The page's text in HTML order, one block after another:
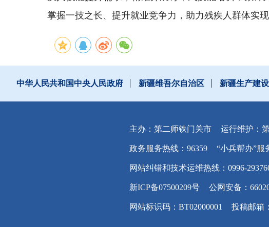
掌握一技之长、提升就业竞争力，助力残疾人群体实
中华人民共和国中央人民政府 新疆维吾尔自治区 新疆生产建
主办：第二师铁门关市 运行维护：
政务服务热线：96359 “小兵帮办”服
网站纠错和技术运维热线：0996-
新ICP备07500209号 公网安备：
网站标识码：BT02000001 投稿邮箱